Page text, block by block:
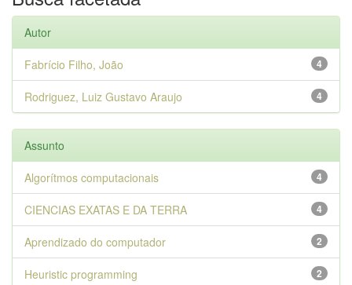
Autor
4
Fabrício Filho, João
4
Rodriguez, Luiz Gustavo Araujo
Assunto
4
Algorítmos computacionais
4
CIENCIAS EXATAS E DA TERRA
2
Aprendizado do computador
2
Heuristic programming